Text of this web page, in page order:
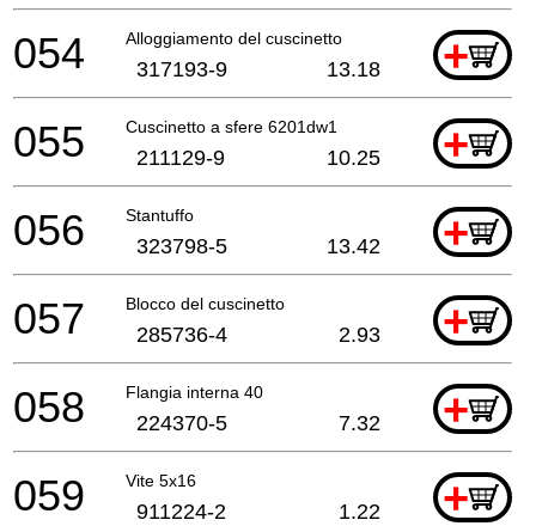
Alloggiamento del cuscinetto +
054 317193-9 13.18
Cuscinetto a sfere 6201dw1 +
055 211129-9 10.25
Stantuffo +
056 323798-5 13.42
Blocco del cuscinetto +
057 285736-4 2.93
Flangia interna 40 +
058 224370-5 7.32
Vite 5x16 +
059 911224-2 1.22